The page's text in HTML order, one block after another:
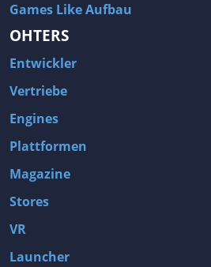
Games Like Aufbau
OHTERS
Entwickler
Vertriebe
Engines
Plattformen
Magazine
Stores
VR
Launcher